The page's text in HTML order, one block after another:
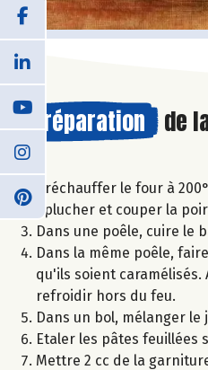
Préparation de
Préchauffer le four à
Eplucher et couper la
Dans une poêle, cuire le
Dans la même poêle,
qu'ils soient
refroidir hors du feu.
Dans un bol, mélanger le
Etaler les pâtes feuillées
Mettre 2 cc de la